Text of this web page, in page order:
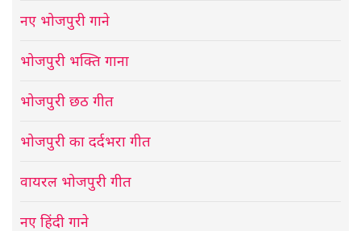
नए भोजपुरी गाने
भोजपुरी भक्ति गाना
भोजपुरी छठ गीत
भोजपुरी का दर्दभरा गीत
वायरल भोजपुरी गीत
नए हिंदी गाने